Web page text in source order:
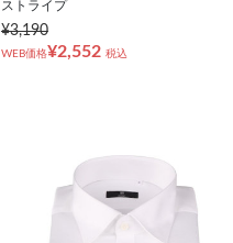
ストライプ
¥3,190
WEB価格¥2,552 税込